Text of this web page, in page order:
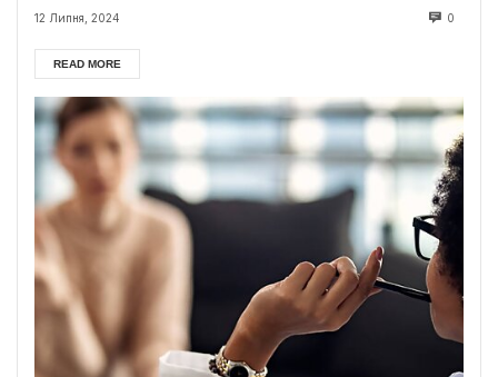
12 Липня, 2024 0
READ MORE